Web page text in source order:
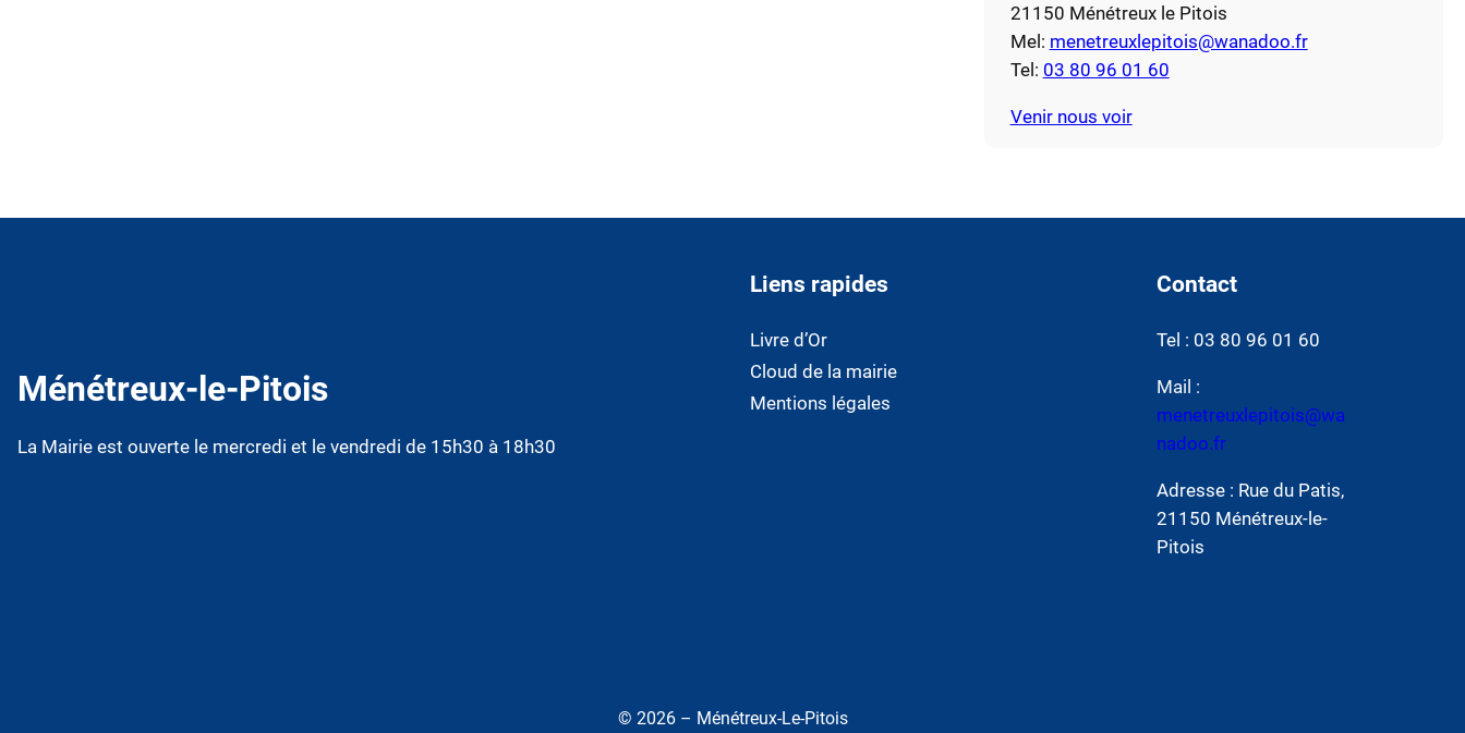
21150 Ménétreux le Pitois
Mel: menetreuxlepitois@wanadoo.fr
Tel: 03 80 96 01 60
Venir nous voir
Ménétreux-le-Pitois
La Mairie est ouverte le mercredi et le vendredi de 15h30 à 18h30
Liens rapides
Livre d’Or
Cloud de la mairie
Mentions légales
Contact
Tel : 03 80 96 01 60
Mail :
menetreuxlepitois@wa
nadoo.fr
Adresse : Rue du Patis,
21150 Ménétreux-le-
Pitois
© 2026 – Ménétreux-Le-Pitois